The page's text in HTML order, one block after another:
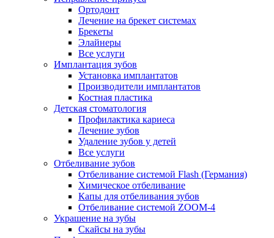
Ортодонт
Лечение на брекет системах
Брекеты
Элайнеры
Все услуги
Имплантация зубов
Установка имплантатов
Производители имплантатов
Костная пластика
Детская стоматология
Профилактика кариеса
Лечение зубов
Удаление зубов у детей
Все услуги
Отбеливание зубов
Отбеливание системой Flash (Германия)
Химическое отбеливание
Капы для отбеливания зубов
Отбеливание системой ZOOM-4
Украшение на зубы
Скайсы на зубы